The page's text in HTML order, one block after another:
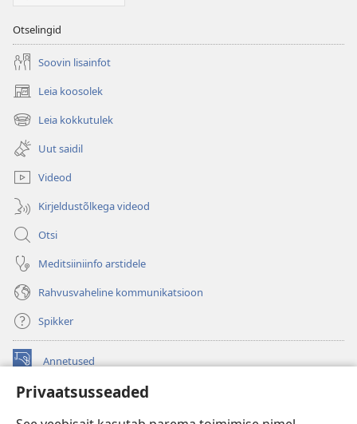
Privaatsusseaded
Otselingid
Soovin lisainfot
Leia koosolek
(avab
uue
akna)
Leia kokkutulek
(avab
uue
akna)
Uut saidil
Videod
Kirjeldustõlkega videod
Otsi
Meditsiiniinfo arstidele
Rahvusvaheline kommunikatsioon
Spikker
Annetused
(avab
akna)